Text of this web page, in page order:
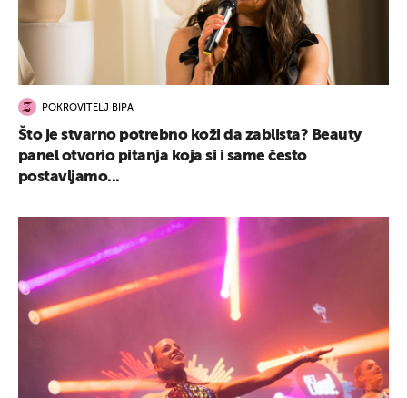
POKROVITELJ BIPA
Što je stvarno potrebno koži da zablista? Beauty
panel otvorio pitanja koja si i same često
postavljamo...